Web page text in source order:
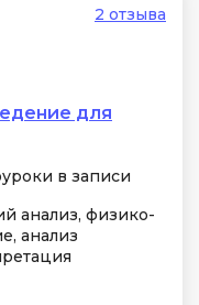
2 отзыва
для
в записи
анализ, физико-
анализ